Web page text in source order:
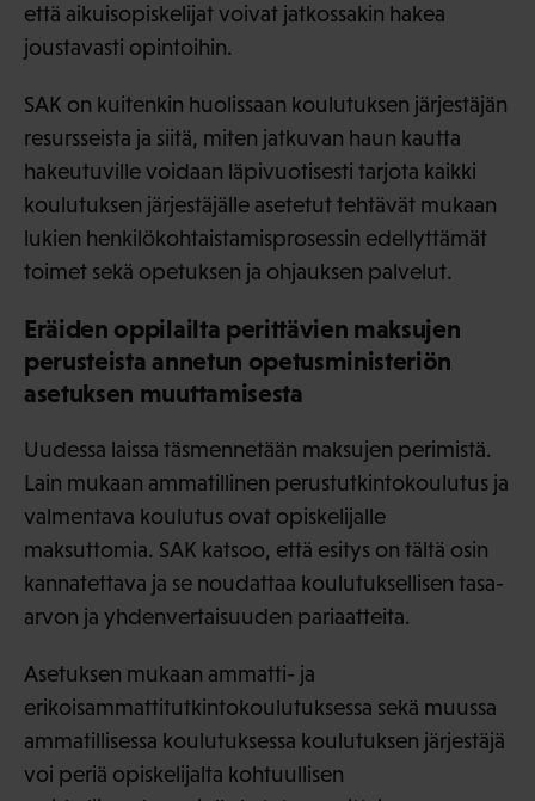
että aikuisopiskelijat voivat jatkossakin hakea
joustavasti opintoihin.
SAK on kuitenkin huolissaan koulutuksen järjestäjän
resursseista ja siitä, miten jatkuvan haun kautta
hakeutuville voidaan läpivuotisesti tarjota kaikki
koulutuksen järjestäjälle asetetut tehtävät mukaan
lukien henkilökohtaistamisprosessin edellyttämät
toimet sekä opetuksen ja ohjauksen palvelut.
Eräiden oppilailta perittävien maksujen
perusteista annetun opetusministeriön
asetuksen muuttamisesta
Uudessa laissa täsmennetään maksujen perimistä.
Lain mukaan ammatillinen perustutkintokoulutus ja
valmentava koulutus ovat opiskelijalle
maksuttomia. SAK katsoo, että esitys on tältä osin
kannatettava ja se noudattaa koulutuksellisen tasa-
arvon ja yhdenvertaisuuden pariaatteita.
Asetuksen mukaan ammatti- ja
erikoisammattitutkintokoulutuksessa sekä muussa
ammatillisessa koulutuksessa koulutuksen järjestäjä
voi periä opiskelijalta kohtuullisen